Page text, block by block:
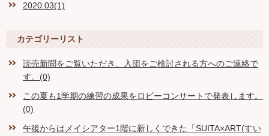
2020.03(1)
カテゴリーリスト
読売新聞をご覧いただき、入団をご検討される方へのご連絡で
す。(0)
この夏も1学期の練習の成果をロビーコンサートで発表します。
(0)
午後からはメイシアター1階に新しくできた「SUITA×ART(すい